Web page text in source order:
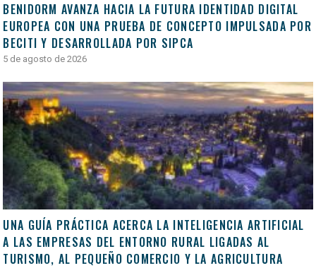
BENIDORM AVANZA HACIA LA FUTURA IDENTIDAD DIGITAL
EUROPEA CON UNA PRUEBA DE CONCEPTO IMPULSADA POR
BECITI Y DESARROLLADA POR SIPCA
5 de agosto de 2026
UNA GUÍA PRÁCTICA ACERCA LA INTELIGENCIA ARTIFICIAL
A LAS EMPRESAS DEL ENTORNO RURAL LIGADAS AL
TURISMO, AL PEQUEÑO COMERCIO Y LA AGRICULTURA